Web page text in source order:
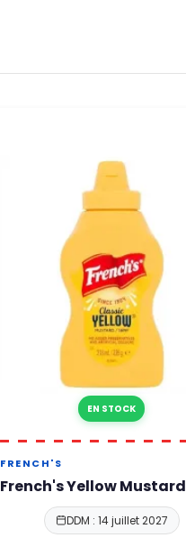
EN STOCK
FRENCH'S
French's Yellow Mustard
DDM : 14 juillet 2027